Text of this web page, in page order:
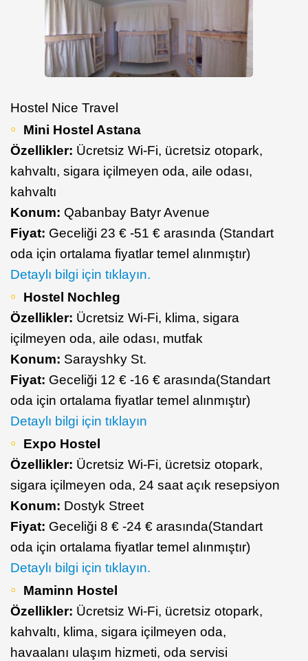
Hostel Nice Travel
Mini Hostel Astana
Özellikler: Ücretsiz Wi-Fi, ücretsiz otopark,
kahvaltı, sigara içilmeyen oda, aile odası,
kahvaltı
Konum: Qabanbay Batyr Avenue
Fiyat: Geceliği 23 € -51 € arasında (Standart
oda için ortalama fiyatlar temel alınmıştır)
Detaylı bilgi için tıklayın.
Hostel Nochleg
Özellikler: Ücretsiz Wi-Fi, klima, sigara
içilmeyen oda, aile odası, mutfak
Konum: Sarayshky St.
Fiyat: Geceliği 12 € -16 € arasında(Standart
oda için ortalama fiyatlar temel alınmıştır)
Detaylı bilgi için tıklayın
Expo Hostel
Özellikler: Ücretsiz Wi-Fi, ücretsiz otopark,
sigara içilmeyen oda, 24 saat açık resepsiyon
Konum: Dostyk Street
Fiyat: Geceliği 8 € -24 € arasında(Standart
oda için ortalama fiyatlar temel alınmıştır)
Detaylı bilgi için tıklayın.
Maminn Hostel
Özellikler: Ücretsiz Wi-Fi, ücretsiz otopark,
kahvaltı, klima, sigara içilmeyen oda,
havaalanı ulaşım hizmeti, oda servisi